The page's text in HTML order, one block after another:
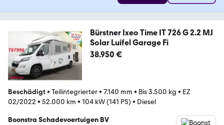
Bürstner Ixeo Time IT 726 G 2.2 MJ
Solar Luifel Garage Fi
38.950 €
Beschädigt• Teilintegrierter• 7.140 mm • Bis 3.500 kg • EZ
02/2022 • 52.000 km • 104 kW (141 PS) • Diesel
Boonstra Schadevoertuigen BV